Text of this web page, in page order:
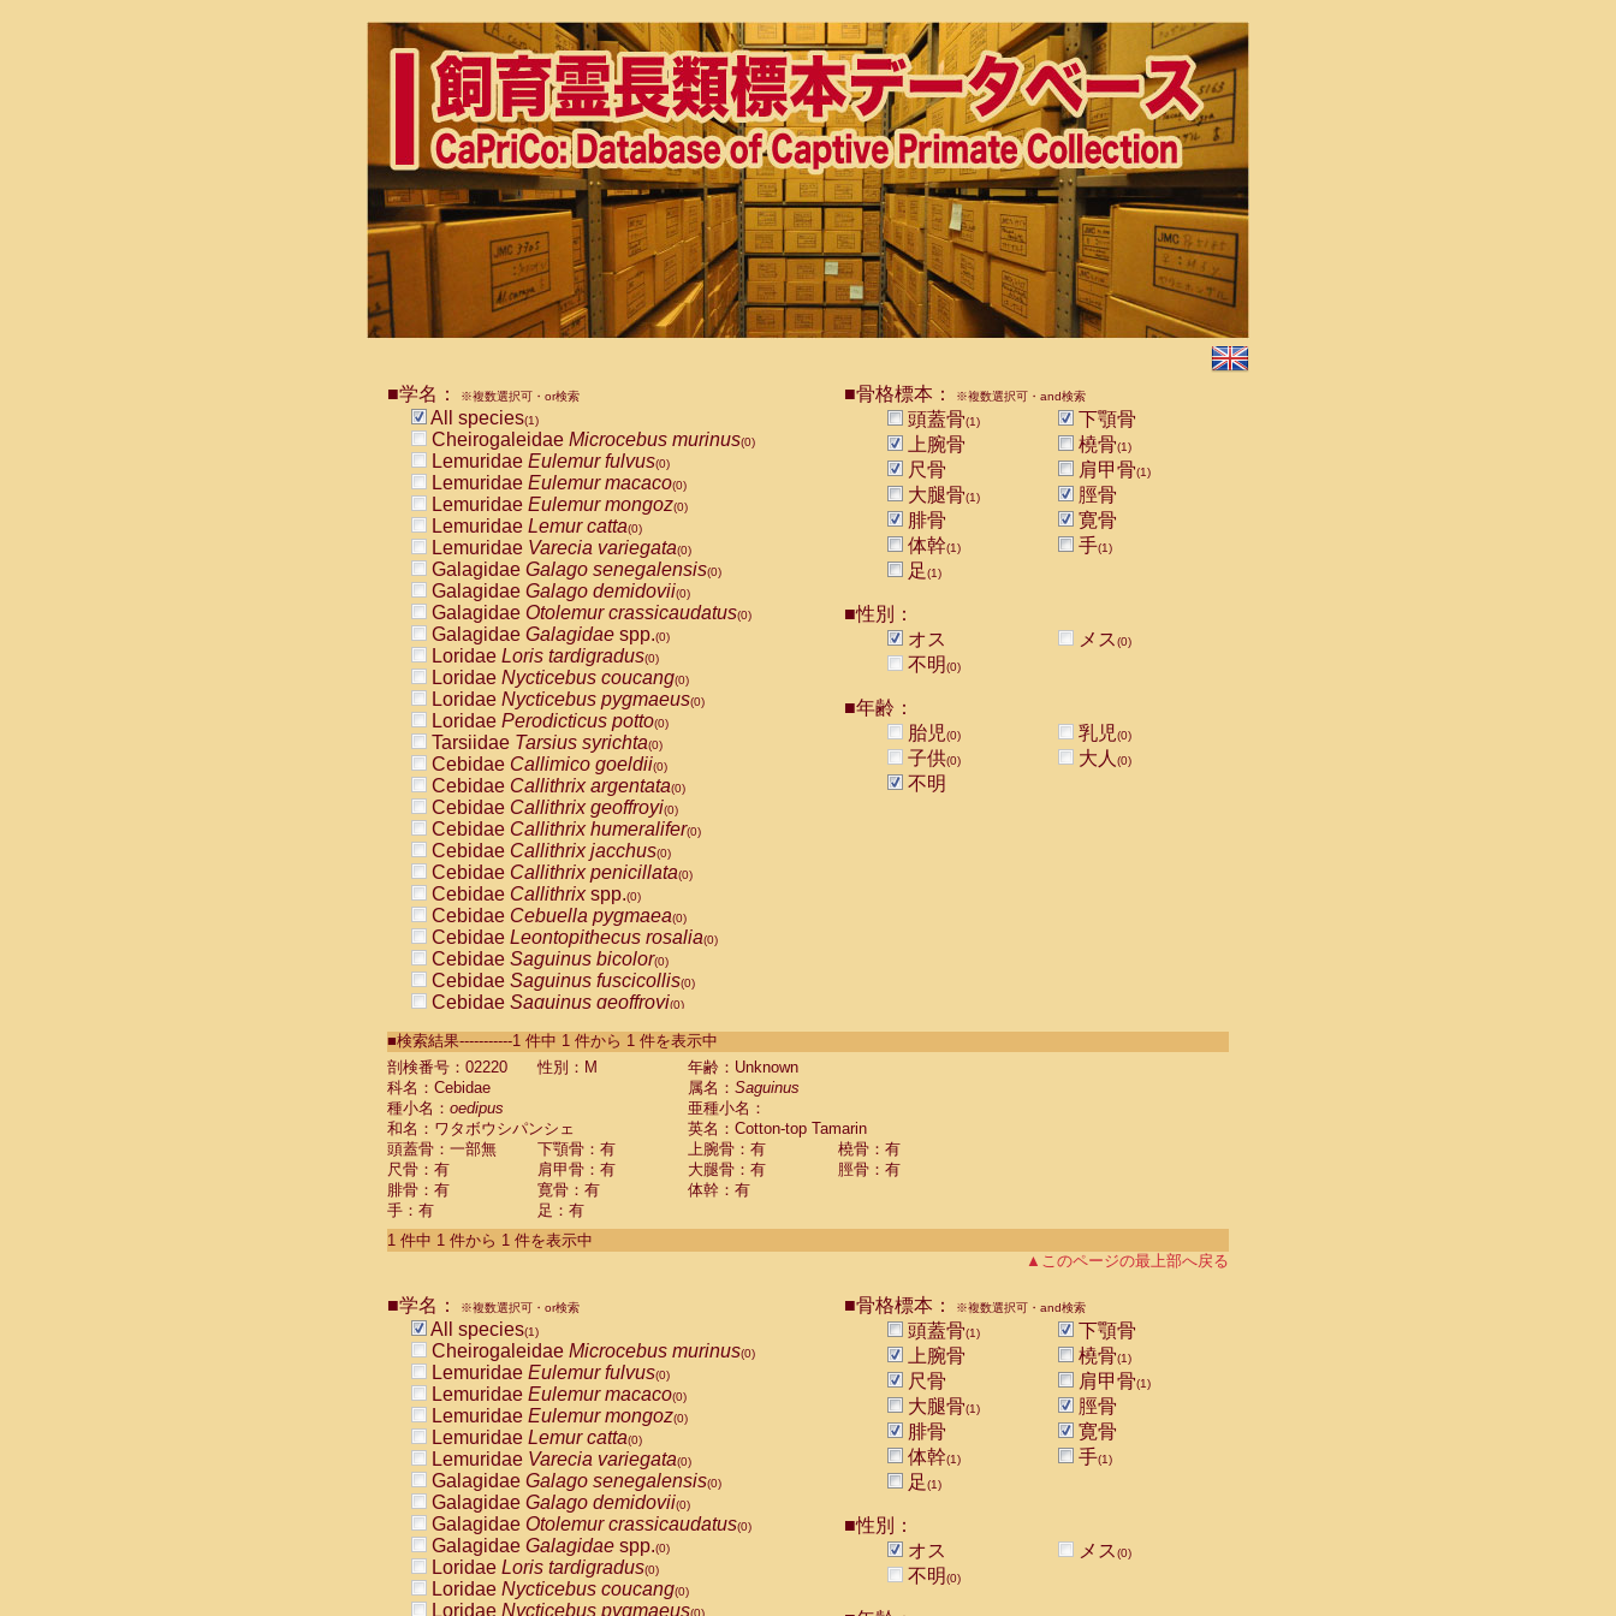
■学名： ※複数選択可・or検索
All species(1)
Cheirogaleidae Microcebus murinus(0)
Lemuridae Eulemur fulvus(0)
Lemuridae Eulemur macaco(0)
Lemuridae Eulemur mongoz(0)
Lemuridae Lemur catta(0)
Lemuridae Varecia variegata(0)
Galagidae Galago senegalensis(0)
Galagidae Galago demidovii(0)
Galagidae Otolemur crassicaudatus(0)
Galagidae Galagidae spp.(0)
Loridae Loris tardigradus(0)
Loridae Nycticebus coucang(0)
Loridae Nycticebus pygmaeus(0)
Loridae Perodicticus potto(0)
Tarsiidae Tarsius syrichta(0)
Cebidae Callimico goeldii(0)
Cebidae Callithrix argentata(0)
Cebidae Callithrix geoffroyi(0)
Cebidae Callithrix humeralifer(0)
Cebidae Callithrix jacchus(0)
Cebidae Callithrix penicillata(0)
Cebidae Callithrixspp.(0)
Cebidae Cebuella pygmaea(0)
Cebidae Leontopithecus rosalia(0)
Cebidae Saguinus bicolor(0)
Cebidae Saguinus fuscicollis(0)
Cebidae Saguinus geoffroyi(0)
CebidaeSaguinus labiatus(0)
Cebidae Saguinus leucopus (0)
Cebidae
Cebidae
CebidaeSaguinus nigricollis (0)
Cebidae Saguinus oedipus
Cebidae Saguinus weddelli
Cebidae Saguinusspp.
Cebidae Aotus trivirgatus
Cebidae Cebus albifrons
CebidaeCebus nigrivittatus
CebidaeCebus
CebidaeSaimiri boliviensis(0)
CebidaeSaimiri sciureus(0)
AtelidaeAlouatta caraya(0)
AtelidaeAlouatta fusca(0)
AtelidaeAlouatta seniculus
AtelidaeAlouattaspp.(0)
AtelidaeAteles belzebuth(0)
AtelidaeAteles geoffroyi(0)
AtelidaeAteles paniscus(0)
AtelidaeAtelesspp.(0)
Atelidae Lagothrix lagothricha
AtelidaeLagothrix lagothricha cana
PitheciidaeCacajao calvus rubicundus
■骨格標本： ※複数選択可・and検索
頭蓋骨(1)
下顎骨
上腕骨
橈骨(1)
尺骨 肩甲骨(1)
大腿骨(1)
脛骨
腓骨
寛骨
体幹(1) 手(1)
足(1)
■性別：
オス
メス(0)
不明(0)
■年齢：
胎児(0) 乳児(0)
子供(0) 大人 (0)
不明
■検索結果-----------1 件中 1 件から 1 件を表示中
剖検番号：02220
性別：M
年齢：Unknown
科名：Cebidae
属名： Saguinus
種小名： oedipus
亜種小名：
和名：ワタボウシパンシェ
英名：Cotton-top Tamarin
頭蓋骨：一部無
下顎骨：有 上腕骨：有
橈骨：有
尺骨：有
肩甲骨：有 大腿骨：有
脛骨：有
腓骨：有
寛骨：有
体幹：有
手：有
足：有
1 件中 1 件から 1 件を表示中
▲このページの最上部へ戻る
■学名： ※複数選択可・or検索
All species(1)
Cheirogaleidae Microcebus murinus(0)
Lemuridae Eulemur fulvus(0)
Lemuridae Eulemur macaco(0)
Lemuridae Eulemur mongoz(0)
Lemuridae Lemur catta(0)
Lemuridae Varecia variegata(0)
Galagidae Galago senegalensis(0)
Galagidae Galago demidovii(0)
Galagidae Otolemur crassicaudatus(0)
Galagidae Galagidae spp.(0)
Loridae Loris tardigradus(0)
Loridae Nycticebus coucang(0)
Loridae Nycticebus pygmaeus(0)
■骨格標本： ※複数選択可・and検索
頭蓋骨(1)
下顎骨
上腕骨
橈骨(1)
尺骨 肩甲骨(1)
大腿骨(1)
脛骨
腓骨
寛骨
体幹(1) 手(1)
足(1)
■性別：
オス
メス(0)
不明(0)